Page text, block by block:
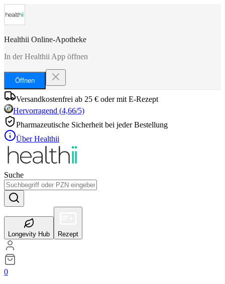
Healthii Online-Apotheke
In der Healthii App öffnen
Öffnen
Versandkostenfrei ab 25 € oder mit E-Rezept
Hervorragend (4,66/5)
Pharmazeutische Sicherheit bei jeder Bestellung
Über Healthii
Suche
Longevity Hub Rezept
0